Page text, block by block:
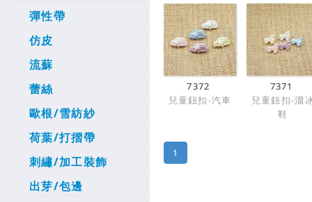
彈性帶
仿皮
流蘇
蕾絲
歐根/雪紡紗
荷葉/打摺帶
刺繡/加工裝飾
出芽/包邊
7372
兒童鈕扣-汽車
7371
兒童鈕扣-溜
鞋
1